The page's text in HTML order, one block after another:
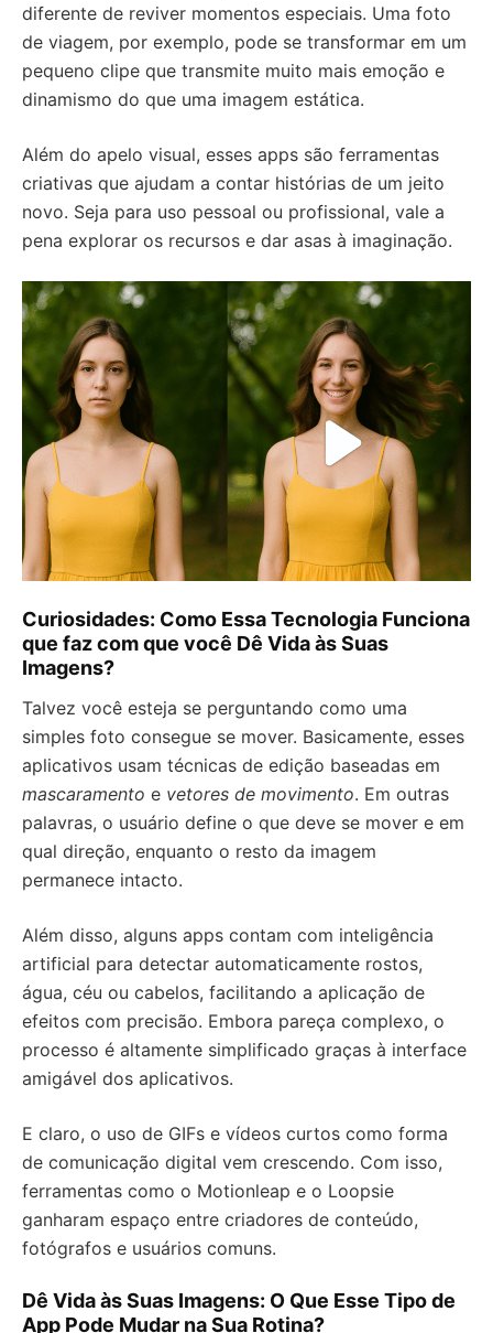
diferente de reviver momentos especiais. Uma foto
de viagem, por exemplo, pode se transformar em um
pequeno clipe que transmite muito mais emoção e
dinamismo do que uma imagem estática.
Além do apelo visual, esses apps são ferramentas
criativas que ajudam a contar histórias de um jeito
novo. Seja para uso pessoal ou profissional, vale a
pena explorar os recursos e dar asas à imaginação.
Curiosidades: Como Essa Tecnologia Funciona
que faz com que você Dê Vida às Suas
Imagens?
Talvez você esteja se perguntando como uma
simples foto consegue se mover. Basicamente, esses
aplicativos usam técnicas de edição baseadas em
mascaramento e vetores de movimento. Em outras
palavras, o usuário define o que deve se mover e em
qual direção, enquanto o resto da imagem
permanece intacto.
Além disso, alguns apps contam com inteligência
artificial para detectar automaticamente rostos,
água, céu ou cabelos, facilitando a aplicação de
efeitos com precisão. Embora pareça complexo, o
processo é altamente simplificado graças à interface
amigável dos aplicativos.
E claro, o uso de GIFs e vídeos curtos como forma
de comunicação digital vem crescendo. Com isso,
ferramentas como o Motionleap e o Loopsie
ganharam espaço entre criadores de conteúdo,
fotógrafos e usuários comuns.
Dê Vida às Suas Imagens: O Que Esse Tipo de
App Pode Mudar na Sua Rotina?